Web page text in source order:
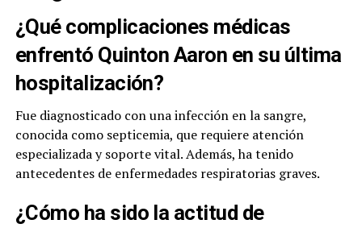
¿Qué complicaciones médicas
enfrentó Quinton Aaron en su última
hospitalización?
Fue diagnosticado con una infección en la sangre,
conocida como septicemia, que requiere atención
especializada y soporte vital. Además, ha tenido
antecedentes de enfermedades respiratorias graves.
¿Cómo ha sido la actitud de